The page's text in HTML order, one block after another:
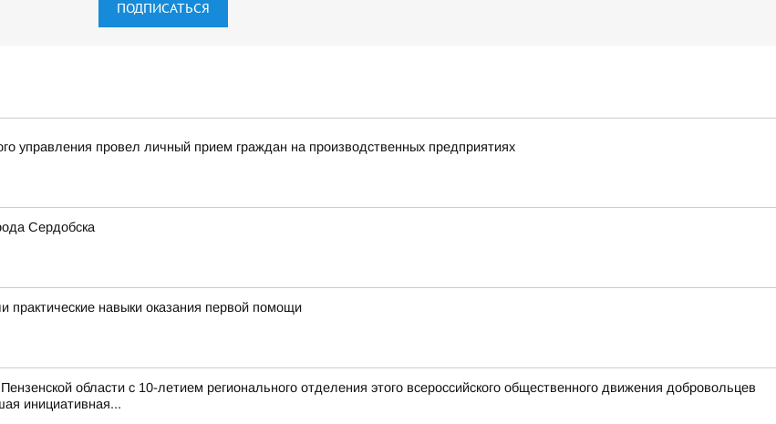
ПОДПИСАТЬСЯ
управления провел личный прием граждан на производственных предприятиях
Сердобска
практические навыки оказания первой помощи
области с 10-летием регионального отделения этого всероссийского общественного движения добровольцев
инициативная...